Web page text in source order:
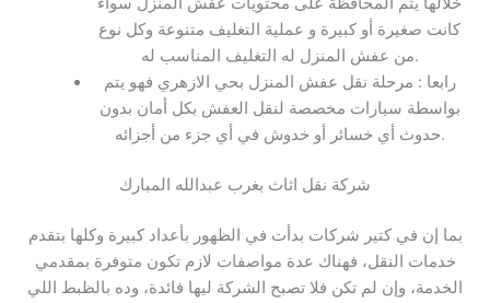
كانت صغيرة أو كبيرة و عملية التغليف متنوعة وكل نوع
من عفش المنزل له التغليف المناسب له.
رابعا : مرحلة نقل عفش المنزل بحي الازهري فهو يتم
بواسطة سيارات مخصصة لنقل العفش بكل أمان بدون
حدوث أي خسائر أو خدوش في أي جزء من أجزائه.
شركة نقل اثاث بغرب عبدالله المبارك
بما إن في كتير شركات بدأت في الظهور بأعداد كبيرة وكلها بتقدم
خدمات النقل، فهناك عدة مواصفات لازم تكون متوفرة بمقدمي
الخدمة، وإن لم تكن فلا تصبح الشركة ليها فائدة، وده بالظبط اللي